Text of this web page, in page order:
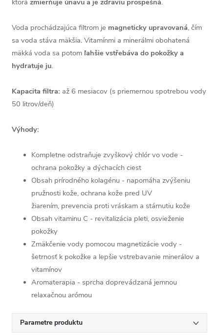
ktorá zmierňuje únavu a je zdraviu prospešná.
Voda prochádzajúca filtrom je magneticky upravovaná, čím
sa voda stáva mäkšia. Vitamínmi a minerálmi obohatená
mäkká voda sa potom ľahšie vstřebáva do pokožky a
hydratuje ju.
Kapacita filtra: až 6 mesiacov (s priemernou spotrebou vody
50 litrov/deň)
Výhody:
Kompletne odstraňuje zvyškový chlór vo vode -
ochrana pokožky a dýchacích ciest
Obsah prírodného kolagénu - napomáha zvýšeniu
pružnosti kože, ochrana kože pred UV
žiarením, prevencia proti vráskam a stárnutiu kože
Obsah vitaminu C - revitalizácia pleti, osvieženie
pokožky
Zmäkčenie vody pomocou magnetizácie vody -
šetrnosť k pokožke a lepšie vstrebavanie minerálov a
vitamínov
Aromaterapia - sprcha doprevádzaná jemnou
relaxačnou arómou
Parametre produktu